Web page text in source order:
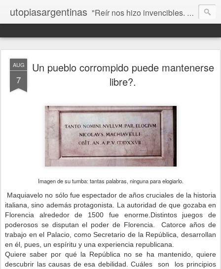
utopiasargentinas "Reír nos hizo invencibles. No como los que siempre ganan, sino como aquellos que no se rinden”. Frida Kahlo
AUG
7
Un pueblo corrompido puede mantenerse
libre?.
Imagen de su tumba: tantas palabras, ninguna para elogiarlo.
Maquiavelo no sólo fue espectador de años cruciales de la historia
italiana, sino además protagonista. La autoridad de que gozaba en
Florencia alrededor de 1500 fue enorme. Distintos juegos de
poderosos se disputan el poder de Florencia. Catorce años de
trabajo en el Palacio, como Secretario de la República, desarrollan
en él, pues, un espíritu y una experiencia republicana.
Quiere saber por qué la República no se ha mantenido, quiere
descubrir las causas de esa debilidad. Cuáles son los principios